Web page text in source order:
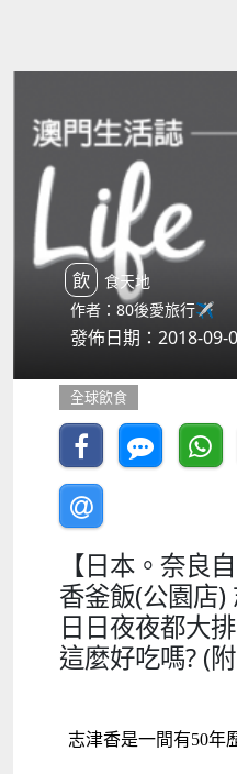
飲食天地
作者：80後愛旅行✈️
發佈日期：2018-09-
全球飲食
【日本。奈良
香釜飯(公園店)
日日夜夜都大
這麼好吃嗎? (
志津香是一間有50年